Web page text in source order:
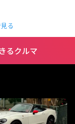
る
るクルマ